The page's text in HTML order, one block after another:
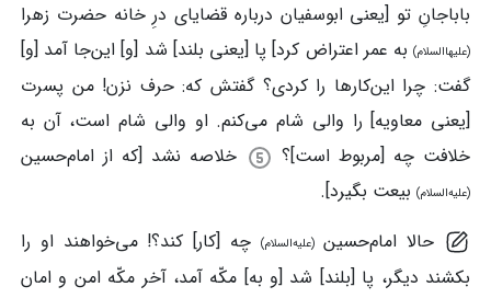
باباجانِ تو [یعنی ابوسفیان درباره قضایای درِ خانه حضرت زهرا
(علیهاالسلام) به عمر اعتراض کرد] پا [یعنی بلند] شد [و] این‌جا آمد [و]
گفت: چرا این‌کارها را کردی؟ گفتش که: حرف نزن! من پسرت
[یعنی معاویه] را والی شام می‌کنم. او والی شام است، آن به
خلافت چه [مربوط است]؟
خلاصه نشد [که از امام‌حسین
(علیه‌السلام) بیعت بگیرد].
حالا امام‌حسین(علیه‌السلام) چه [کار] کند؟! می‌خواهند او را
بکشند دیگر، پا [بلند] شد [و به] مکّه آمد، آخر مکّه امن و امان